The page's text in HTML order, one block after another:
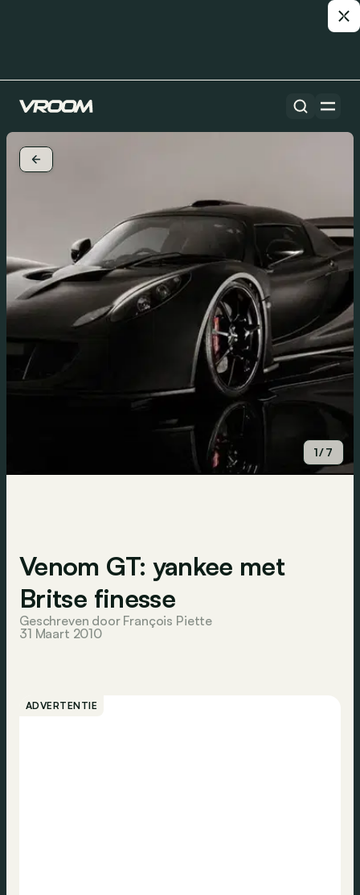
1/7
Venom GT: yankee met
Britse finesse
Geschreven door François Piette
31 Maart 2010
ADVERTENTIE